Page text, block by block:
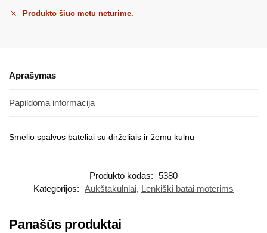
Produkto šiuo metu neturime.
Aprašymas
Papildoma informacija
Smėlio spalvos bateliai su dirželiais ir žemu kulnu
Produkto kodas: 5380
Kategorijos: Aukštakulniai, Lenkiški batai moterims
Panašūs produktai